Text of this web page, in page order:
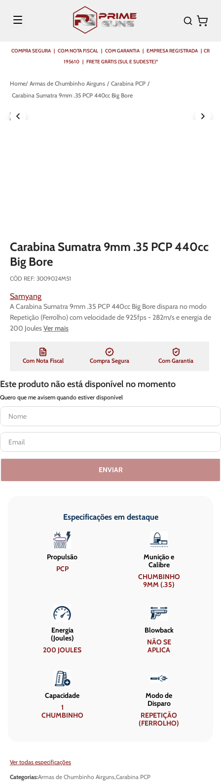
COMPRA SEGURA | COM NOTA FISCAL | COM GARANTIA | EMPRESA REGISTRADA | CR
195610 | FRETE GRÁTIS (SUL E SUDESTE)*
Armas de Chumbinho Airguns
Carabina PCP
Carabina Sumatra 9mm .35 PCP 440cc Big Bore
Carabina Sumatra 9mm .35 PCP 440cc
Big Bore
CÓD REF: 3009024M51
Samyang
A Carabina Sumatra 9mm .35 PCP 440cc Big Bore dispara no modo
Repetição (Ferrolho) com velocidade de 925fps - 282m/s e energia de
200 JoulesVer mais
Com Nota Fiscal Compra Segura Com Garantia
Este produto não está disponível no momento
Quero que me avisem quando estiver disponível
ENVIAR
Especificações em destaque
Propulsão
PCP
Munição e
Calibre
CHUMBINHO
9MM (.35)
Energia
(Joules)
200 JOULES
Blowback
NÃO SE
APLICA
Capacidade
1
CHUMBINHO
Modo de
Disparo
REPETIÇÃO
(FERROLHO)
Ver todas especificações
Categorias:Armas de Chumbinho Airguns,Carabina PCP